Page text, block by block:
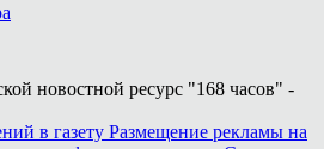
новостной ресурс "168 часов" -
в газету Размещение рекламы на